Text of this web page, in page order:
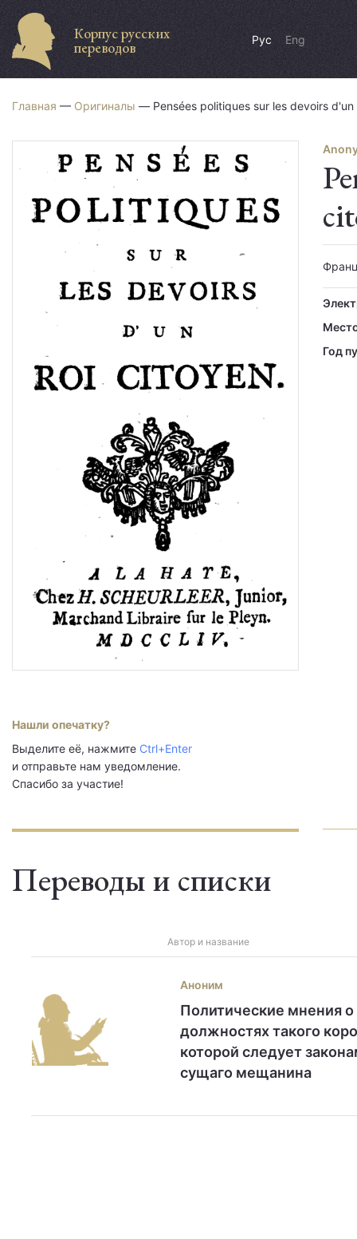
Корпус русских
переводов Рус Eng
Главная — Оригиналы — Pensées politiques sur les devoirs
Нашли опечатку?
Выделите её, нажмите Ctrl+Enter
и отправьте нам уведомление.
Спасибо за участие!
Год
Переводы и списки
Автор и название
Аноним
Политические мнения о
должностях такого
которой следует
сущаго мещанина